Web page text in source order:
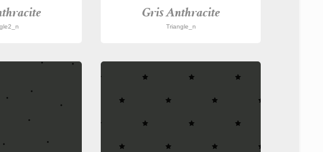
Gris Anthracite
Triangle_n